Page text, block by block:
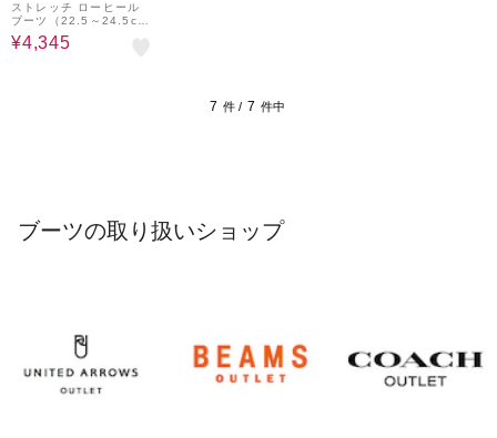
ストレッチ ローヒール
ブーツ（22.5～24.5c
m）
¥4,345
7 件 / 7 件中
ブーツの取り扱いショップ